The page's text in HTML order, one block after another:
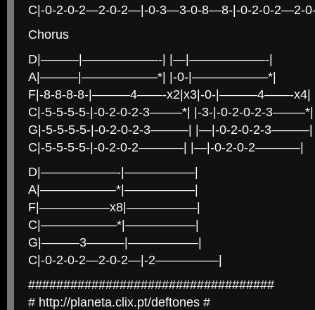
C|-0-2-0-2—2-0-2—|-0-3—3-0-8—8-|-0-2-0-2—2-
Chorus
D|———|——————-| |—|——————-|
A|———|——————*| |-0-|——————*|
F|-8-8-8-8-|———4——-x2|x3|-0-|———4——-x4|
C|-5-5-5-5-|-0-2-0-2-3——–*| |-3-|-0-2-0-2-3——–*|
G|-5-5-5-5-|-0-2-0-2-3———| |—|-0-2-0-2-3———|
C|-5-5-5-5-|-0-2-0-2———–| |—|-0-2-0-2———–|
D|——————-|—————–|
A|——————*|—————–|
F|—————–x8|—————–|
C|——————*|—————–|
G|———3———|—————–|
C|-0-2-0-2—2-0-2—|-2—————|
###################################
# http://planeta.clix.pt/deftones #